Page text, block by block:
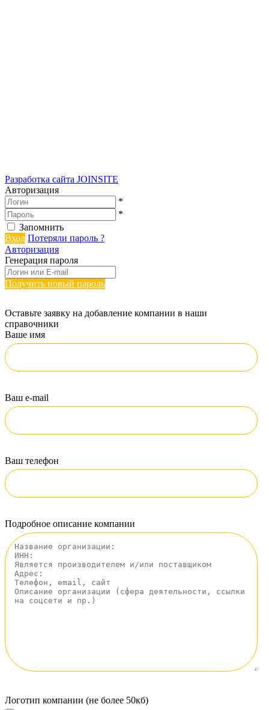
Разработка сайта JOINSITE
Авторизация
*
*
Запомнить
Вход Потеряли пароль ?
Авторизация
Генерация пароля
Получить новый пароль
Оставьте заявку на добавление компании в наши
справочники
Ваше имя
Ваш e-mail
Ваш телефон
Подробное описание компании
Логотип компании (не более 50кб)